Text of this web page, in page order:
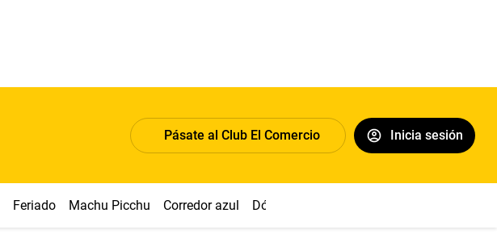
Pásate al Club El Comercio Inicia sesión
Feriado Machu Picchu Corredor azul Dólar